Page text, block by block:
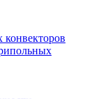
конвекторов